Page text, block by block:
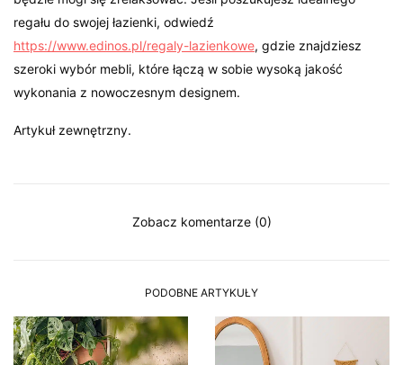
regału do swojej łazienki, odwiedź
https://www.edinos.pl/regaly-lazienkowe, gdzie znajdziesz
szeroki wybór mebli, które łączą w sobie wysoką jakość
wykonania z nowoczesnym designem.
Artykuł zewnętrzny.
Zobacz komentarze (0)
PODOBNE ARTYKUŁY